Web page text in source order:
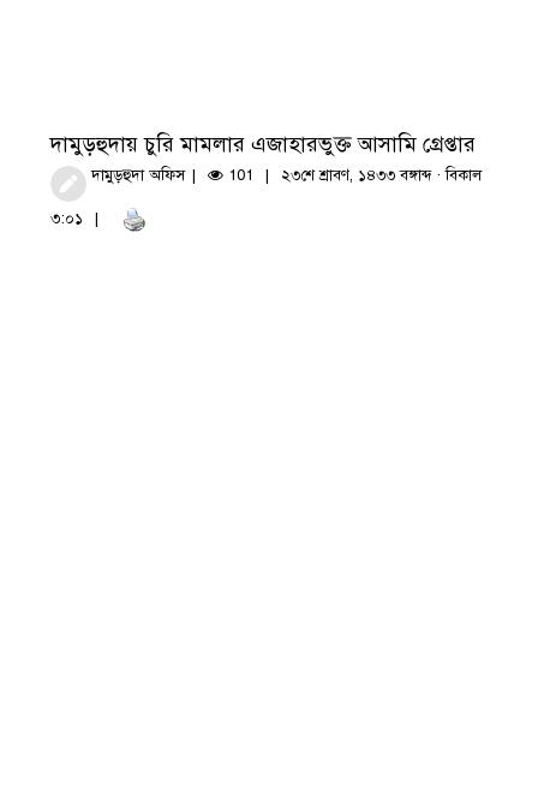
দামুড়হুদায় চুরি মামলার এজাহারভুক্ত আসামি গ্রেপ্তার
দামুড়হুদা অফিস 101 ২৩শে শ্রাবণ, ১৪৩৩ বঙ্গাব্দ · বিকাল
৩:০১